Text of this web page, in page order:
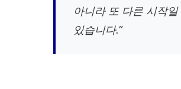
아니라 또 다른 시작일
있습니다.”